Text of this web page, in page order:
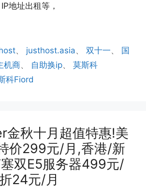
地址出租等，
、 justhost.asia、双十一、 国
机商、 自助换ip、 莫斯科
科Fiord
金秋十月超值特惠!美
价299元/月,香港/新
双E5服务器499元/
24元/月